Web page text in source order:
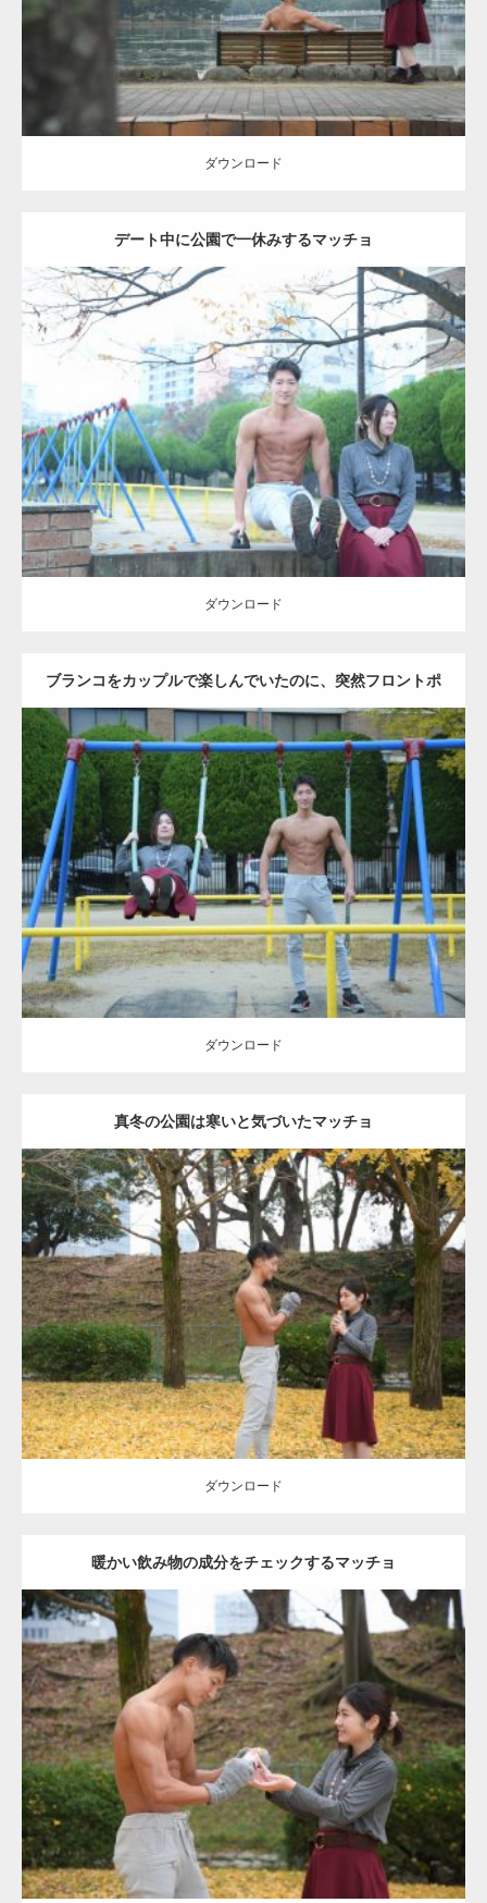
ダウンロード
ダウンロード
デート中に公園で一休みするマッチョ
Update:2021.07.6
Category:公園のマッチョ その他 AKIHITO(細マッチョ) 腹筋
ダウンロード
ダウンロード
ブランコをカップルで楽しんでいたのに、突然フロントポ
ーズをするマッチョ
Update: 2021.07.6
Category:公園のマッチョ その他 AKIHITO(細マッチョ) 腹筋 大胸筋
ダウンロード
ダウンロード
真冬の公園は寒いと気づいたマッチョ
Update: 2021.07.8
Category:公園のマッチョ その他 AKIHITO(細マッチョ) 上腕三頭筋
肩
ダウンロード
ダウンロード
暖かい飲み物の成分をチェックするマッチョ
Update:2021.07.8
Category:公園のマッチョ その他 AKIHITO(細マッチョ) 上腕三頭筋
肩
ダウンロード